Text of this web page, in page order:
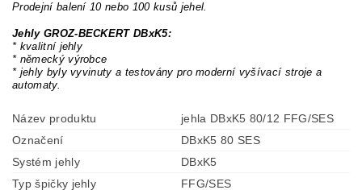
Prodejní balení 10 nebo 100 kusů jehel.
Jehly GROZ-BECKERT DBxK5:
* kvalitní jehly
* německý výrobce
* jehly byly vyvinuty a testovány pro moderní vyšívací stroje a
automaty.
Název produktu
jehla DBxK5 80/12 FFG/SES
Označení
DBxK5 80 SES
Systém jehly
DBxK5
Typ špičky jehly
FFG/SES